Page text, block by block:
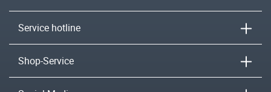
Service hotline
Shop-Service